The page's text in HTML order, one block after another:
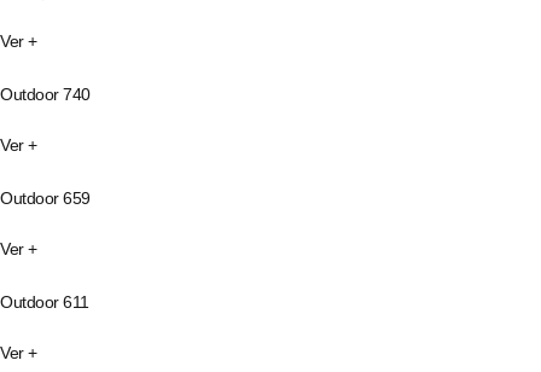
Ver +
Outdoor 740
Ver +
Outdoor 659
Ver +
Outdoor 611
Ver +